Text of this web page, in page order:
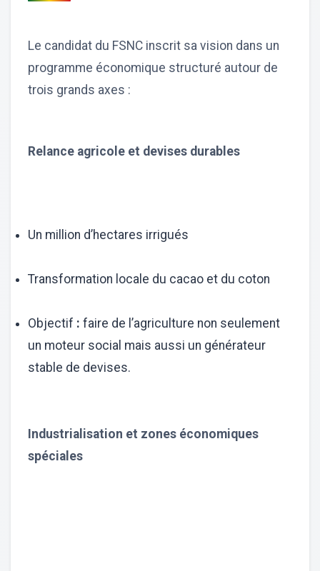
Le candidat du FSNC inscrit sa vision dans un
programme économique structuré autour de
trois grands axes :
Relance agricole et devises durables
Un million d’hectares irrigués
Transformation locale du cacao et du coton
Objectif : faire de l’agriculture non seulement
un moteur social mais aussi un générateur
stable de devises.
Industrialisation et zones économiques
spéciales